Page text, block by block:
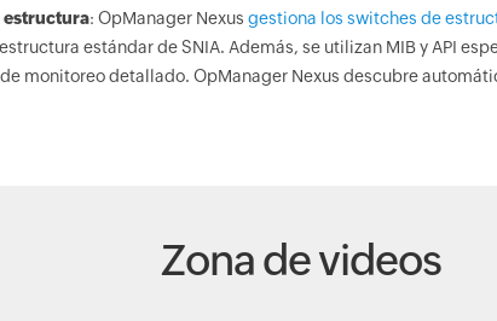
estructura: OpManager Nexusgestiona los switches de
estándar de SNIA. Además, se utilizan MIB y API
monitoreo detallado. OpManager Nexus descubre
Zona de videos